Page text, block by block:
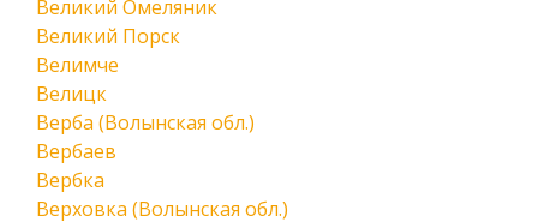
Великий Омеляник
Великий Порск
Велимче
Велицк
Верба (Волынская обл.)
Вербаев
Вербка
Верховка (Волынская обл.)